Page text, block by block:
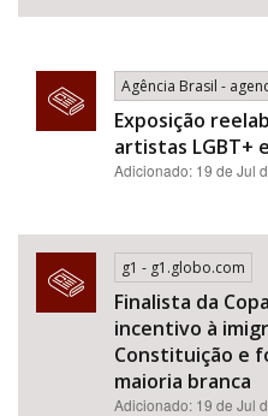
Área Protegida
Agência Brasil -
Exposição
artistas LGBT+
Adicionado: 19 de Jul
g1 - g1.globo.com
Finalista da
incentivo à
Constituição e
maioria branca
Adicionado: 19 de Jul